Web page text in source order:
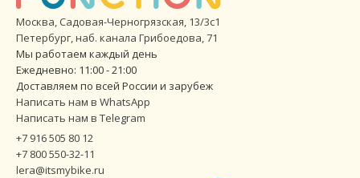
Москва, Садовая-Черногрязская, 13/3с1
Петербург,наб. канала Грибоедова, 71
Мы работаем каждый день
Ежедневно: 11:00 - 21:00
Доставляем по всей России и зарубеж
Написать нам в WhatsApp
Написать нам в Telegram
+7 916 505 80 12
+7 800 550-32-11
lera@itsmybike.ru